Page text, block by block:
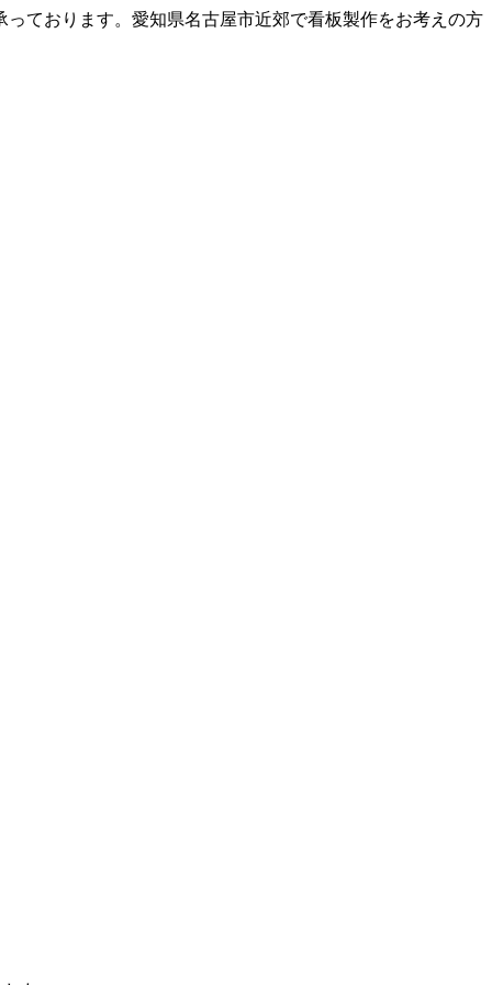
ております。愛知県名古屋市近郊で看板製作をお考えの方